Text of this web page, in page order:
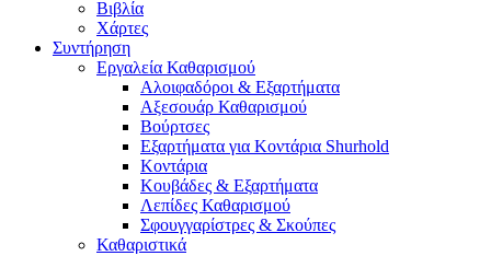
Βιβλία
Χάρτες
Συντήρηση
Εργαλεία Καθαρισμού
Αλοιφαδόροι & Εξαρτήματα
Αξεσουάρ Καθαρισμού
Βούρτσες
Εξαρτήματα για Κοντάρια Shurhold
Κοντάρια
Κουβάδες & Εξαρτήματα
Λεπίδες Καθαρισμού
Σφουγγαρίστρες & Σκούπες
Καθαριστικά